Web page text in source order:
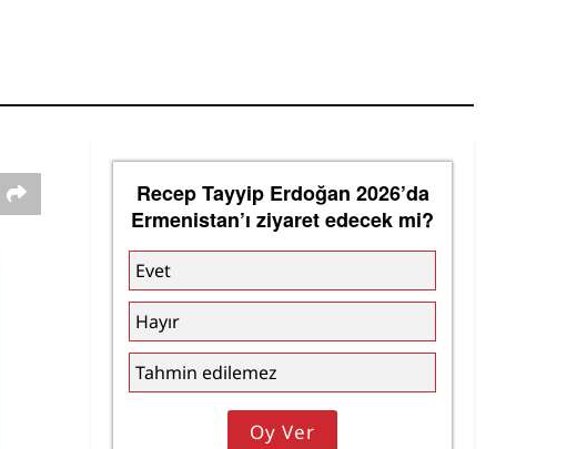
Recep Tayyip Erdoğan 2026’da
Ermenistan’ı ziyaret edecek mi?
Evet
Hayır
Tahmin edilemez